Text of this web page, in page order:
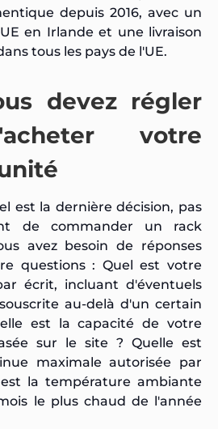
depuis 2016, avec un
en Irlande et une livraison
tous les pays de l'UE.
devez régler
votre
est la dernière décision, pas
de commander un rack
avez besoin de réponses
questions : Quel est votre
écrit, incluant d'éventuels
au-delà d'un certain
est la capacité de votre
sur le site ? Quelle est
maximale autorisée par
la température ambiante
le plus chaud de l'année